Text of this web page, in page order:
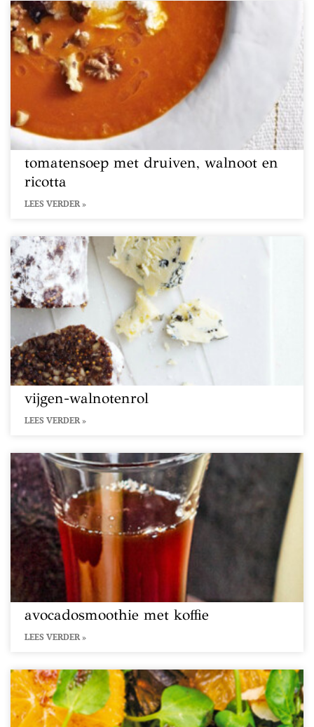
tomatensoep met druiven, walnoot en
ricotta
LEES VERDER »
vijgen-walnotenrol
LEES VERDER »
avocadosmoothie met koffie
LEES VERDER »